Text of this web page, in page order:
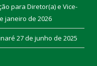
para Diretor(a) e Vice-
janeiro de 2026
27 de junho de 2025